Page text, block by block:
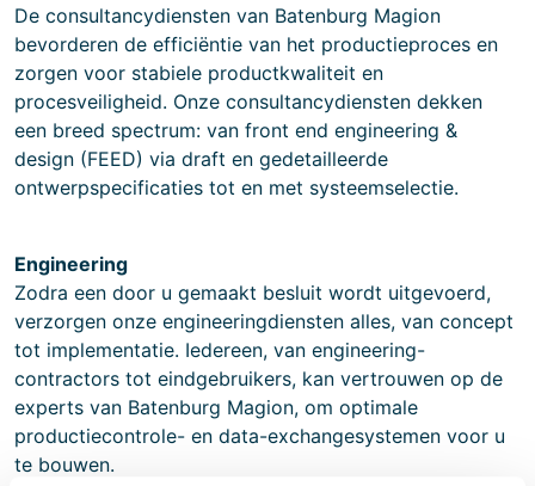
De consultancydiensten van Batenburg Magion
bevorderen de efficiëntie van het productieproces en
zorgen voor stabiele productkwaliteit en
procesveiligheid. Onze consultancydiensten dekken
een breed spectrum: van front end engineering &
design (FEED) via draft en gedetailleerde
ontwerpspecificaties tot en met systeemselectie.​
Engineering
Zodra een door u gemaakt besluit wordt uitgevoerd,
verzorgen onze engineeringdiensten alles, van concept
tot implementatie. Iedereen, van engineering-
contractors tot eindgebruikers, kan vertrouwen op de
experts van Batenburg Magion, om optimale
productiecontrole- en data-exchangesystemen voor u
te bouwen.